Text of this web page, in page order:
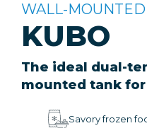
WALL-
KUBO
The ideal dual-
mounted tank
Savory frozen